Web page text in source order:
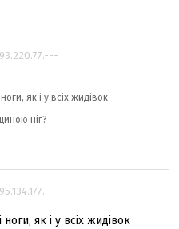
як і у всіх жидівок
ніг?
як і у всіх жидівок